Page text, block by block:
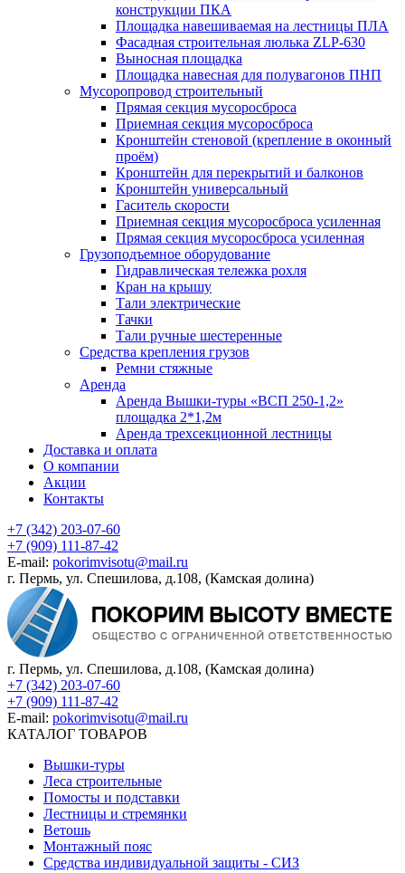
конструкции ПКА
Площадка навешиваемая на лестницы ПЛА
Фасадная строительная люлька ZLP-630
Выносная площадка
Площадка навесная для полувагонов ПНП
Мусоропровод строительный
Прямая секция мусоросброса
Приемная секция мусоросброса
Кронштейн стеновой (крепление в оконный
проём)
Кронштейн для перекрытий и балконов
Кронштейн универсальный
Гаситель скорости
Приемная секция мусоросброса усиленная
Прямая секция мусоросброса усиленная
Грузоподъемное оборудование
Гидравлическая тележка рохля
Кран на крышу
Тали электрические
Тачки
Тали ручные шестеренные
Средства крепления грузов
Ремни стяжные
Аренда
Аренда Вышки-туры «ВСП 250-1,2»
площадка 2*1,2м
Аренда трехсекционной лестницы
Доставка и оплата
О компании
Акции
Контакты
+7 (342) 203-07-60
+7 (909) 111-87-42
E-mail: pokorimvisotu@mail.ru
г. Пермь, ул. Спешилова, д.108, (Камская долина)
г. Пермь, ул. Спешилова, д.108, (Камская долина)
+7 (342) 203-07-60
+7 (909) 111-87-42
E-mail: pokorimvisotu@mail.ru
КАТАЛОГ ТОВАРОВ
Вышки-туры
Леса строительные
Помосты и подставки
Лестницы и стремянки
Ветошь
Монтажный пояс
Средства индивидуальной защиты - СИЗ